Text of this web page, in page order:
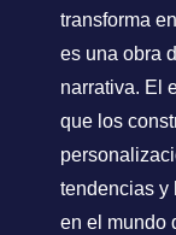
transforma
es una obra
narrativa. El
que los
tendencias y
en el mundo